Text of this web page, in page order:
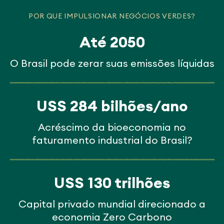
POR QUE IMPULSIONAR NEGÓCIOS VERDES?
Até 2050
O Brasil pode zerar suas emissões líquidas
USS 284 bilhões/ano
Acréscimo da bioeconomia no
faturamento industrial do Brasil?
USS 130 trilhões
Capital privado mundial direcionado a
economia Zero Carbono